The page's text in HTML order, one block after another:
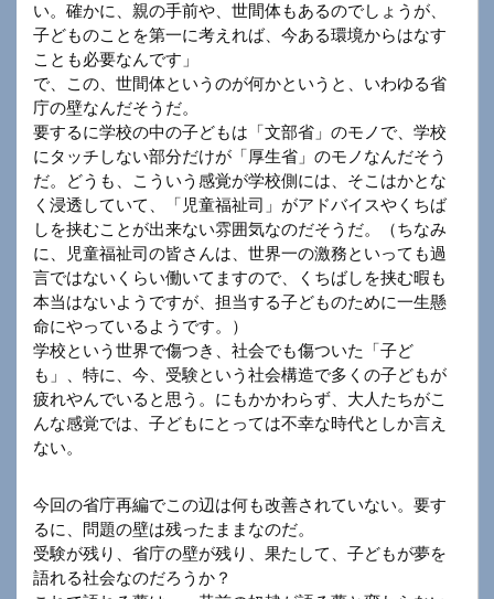
い。確かに、親の手前や、世間体もあるのでしょうが、
子どものことを第一に考えれば、今ある環境からはなす
ことも必要なんです」
で、この、世間体というのが何かというと、いわゆる省
庁の壁なんだそうだ。
要するに学校の中の子どもは「文部省」のモノで、学校
にタッチしない部分だけが「厚生省」のモノなんだそう
だ。どうも、こういう感覚が学校側には、そこはかとな
く浸透していて、「児童福祉司」がアドバイスやくちば
しを挟むことが出来ない雰囲気なのだそうだ。（ちなみ
に、児童福祉司の皆さんは、世界一の激務といっても過
言ではないくらい働いてますので、くちばしを挟む暇も
本当はないようですが、担当する子どものために一生懸
命にやっているようです。）
学校という世界で傷つき、社会でも傷ついた「子ど
も」、特に、今、受験という社会構造で多くの子どもが
疲れやんでいると思う。にもかかわらず、大人たちがこ
んな感覚では、子どもにとっては不幸な時代としか言え
ない。
今回の省庁再編でこの辺は何も改善されていない。要す
るに、問題の壁は残ったままなのだ。
受験が残り、省庁の壁が残り、果たして、子どもが夢を
語れる社会なのだろうか？